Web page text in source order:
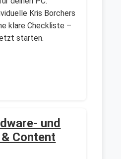
Kris Borchers
klare Checkliste –
starten.
und
Content